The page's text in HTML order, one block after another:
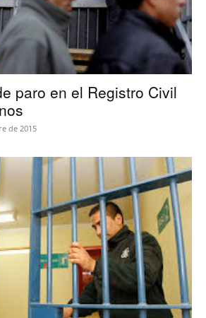
paro en el Registro Civil
de 2015